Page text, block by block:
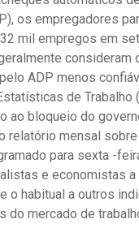
os empregadores
32 mil empregos em
consideram
ADP menos
de Trabalho
ao bloqueio do
relatório mensal
para sexta -
e economistas
o habitual a outros
do mercado de